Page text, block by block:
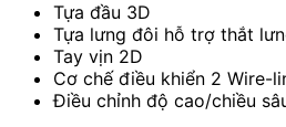
Tựa đầu 3D
Tựa lưng đôi hỗ trợ thắt
Tay vịn 2D
Cơ chế điều khiển 2 Wire-
Điều chỉnh độ cao/chiều